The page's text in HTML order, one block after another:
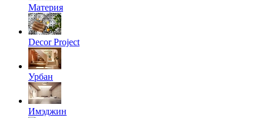
Материя
Decor Project
Урбан
Имэджин